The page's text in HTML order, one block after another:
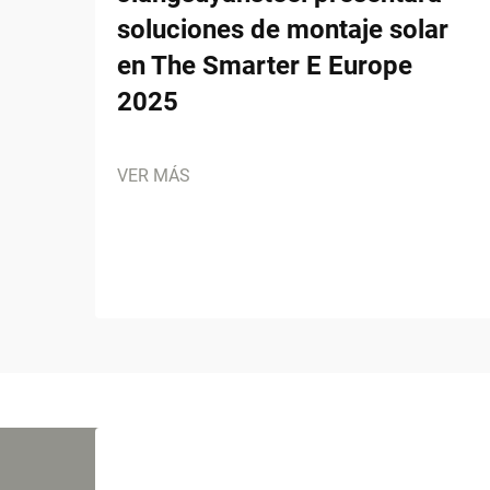
soluciones de montaje solar
en The Smarter E Europe
2025
VER MÁS